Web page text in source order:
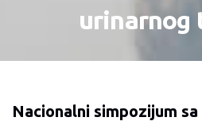
urinarnog
Nacionalni simpozijum